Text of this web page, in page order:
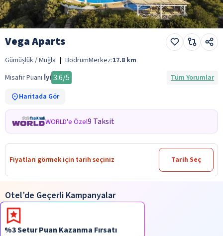
Vega Aparts
Gümüşlük / Muğla | BodrumMerkez:17.8 km
Misafir Puanı İyi 3.6/5
Tüm Yorumlar
Haritada Gör
WORLD'e Özel9 Taksit
Fiyatları görmek için tarih seçiniz Tarih Seç
Otel’de Geçerli Kampanyalar
%3 Setur Puan Kazanma Fırsatı